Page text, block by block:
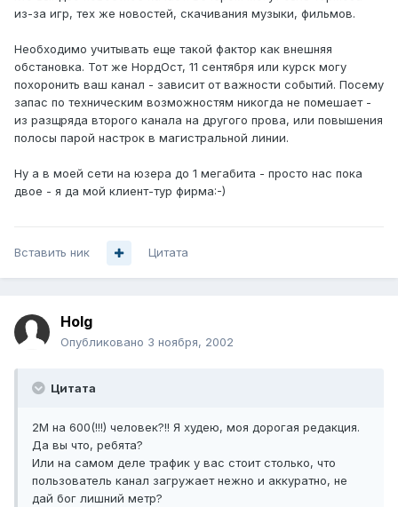
из-за игр, тех же новостей, скачивания музыки, фильмов.
Необходимо учитывать еще такой фактор как внешняя
обстановка. Тот же НордОст, 11 сентября или курск могу
похоронить ваш канал - зависит от важности событий. Посему
запас по техническим возможностям никогда не помешает -
из разщряда второго канала на другого прова, или повышения
полосы парой настрок в магистральной линии.
Ну а в моей сети на юзера до 1 мегабита - просто нас пока
двое - я да мой клиент-тур фирма:-)
Вставить ник Цитата
Holg
Опубликовано 3 ноября, 2002
Цитата
2М на 600(!!!) человек?!! Я худею, моя дорогая редакция.
Да вы что, ребята?
Или на самом деле трафик у вас стоит столько, что
пользователь канал загружает нежно и аккуратно, не
дай бог лишний метр?